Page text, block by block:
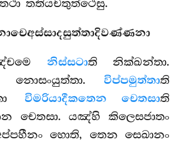
තතියචතුත්ථෙසු.
නිස්සටාති නික්ඛන්තා.
නොසංයුත්තා. විප්පමුත්තාති
විමරියාදීකතෙන චෙතසාති
චෙතසා. යඤ්හි කිලෙසජාතං
හොති, තෙන සෙඛානං